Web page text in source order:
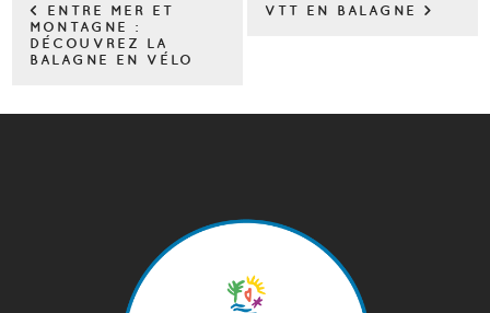
< ENTRE MER ET
MONTAGNE :
DÉCOUVREZ LA
BALAGNE EN VÉLO
VTT EN BALAGNE >